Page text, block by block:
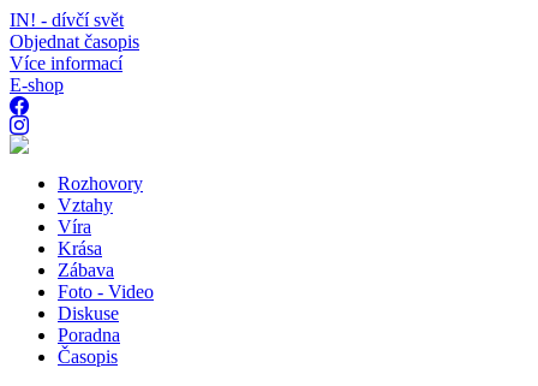
IN! - dívčí svět
Objednat časopis
Více informací
E-shop
Rozhovory
Vztahy
Víra
Krása
Zábava
Foto - Video
Diskuse
Poradna
Časopis